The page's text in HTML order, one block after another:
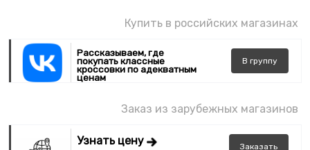
Купить в российских магазинах
Рассказываем, где
покупать классные
кроссовки по адекватным
ценам
В группу
Заказ из зарубежных магазинов
Узнать цену Заказать